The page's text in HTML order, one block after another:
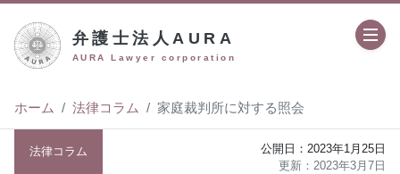
弁護士法人AURA
AURA Lawyer corporation
ホーム 法律コラム 家庭裁判所に対する照会
法律コラム
2023年1月25日
2023年3月7日